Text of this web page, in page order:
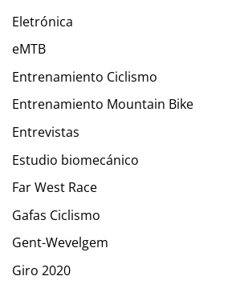
Eletrónica
eMTB
Entrenamiento Ciclismo
Entrenamiento Mountain Bike
Entrevistas
Estudio biomecánico
Far West Race
Gafas Ciclismo
Gent-Wevelgem
Giro 2020